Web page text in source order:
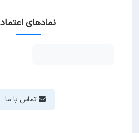
نمادهای اعتماد
تماس با ما